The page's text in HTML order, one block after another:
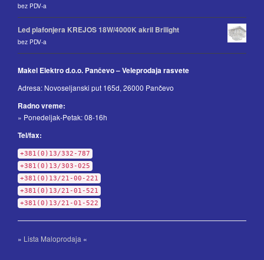
bez PDV-a
Led plafonjera KREJOS 18W/4000K akril Brilight
bez PDV-a
Makel Elektro d.o.o. Pančevo – Veleprodaja rasvete
Adresa: Novoseljanski put 165d, 26000 Pančevo
Radno vreme:
» Ponedeljak-Petak: 08-16h
Tel/fax:
+381(0)13/332-787
+381(0)13/303-025
+381(0)13/21-00-221
+381(0)13/21-01-521
+381(0)13/21-01-522
» Lista Maloprodaja «